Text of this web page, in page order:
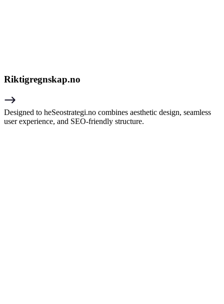
Riktigregnskap.no
Designed to heSeostrategi.no combines aesthetic design, seamless
user experience, and SEO-friendly structure.